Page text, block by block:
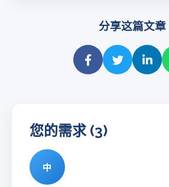
分享这篇文章
您的需求 (3)
中